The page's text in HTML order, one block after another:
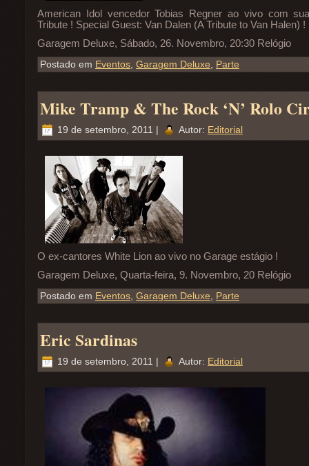
American Idol vencedor Tobias Regner ao vivo com
Tribute ! Special Guest: Van Dalen (A Tribute to Van Halen) !
Garagem Deluxe, Sábado, 26. Novembro, 20:30 Relógio
Postado em Eventos, Garagem Deluxe, Parte
Mike Tramp & The Rock ‘N’ Rolo
19 de setembro, 2011 | Autor: Editorial
O ex-cantores White Lion ao vivo no Garage estágio !
Garagem Deluxe, Quarta-feira, 9. Novembro, 20 Relógio
Postado em Eventos, Garagem Deluxe, Parte
Eric Sardinas
19 de setembro, 2011 | Autor: Editorial